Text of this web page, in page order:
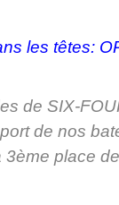
les têtes:
de SIX-
de nos
3ème place